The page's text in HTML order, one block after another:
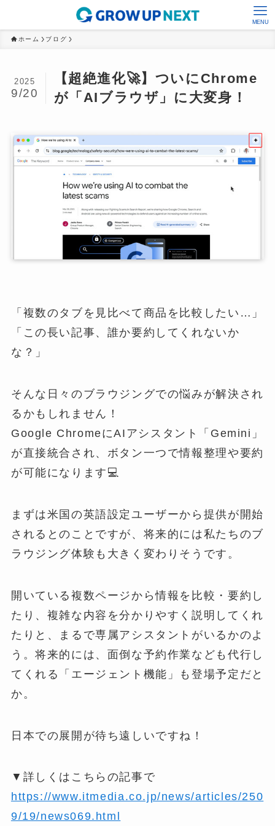
MENU
ホーム ブログ
【超絶進化🚀】ついにChrome
が「AIブラウザ」に大変身！
2025
9/20
「複数のタブを見比べて商品を比較したい…」
「この長い記事、誰か要約してくれないか
な？」
そんな日々のブラウジングでの悩みが解決され
るかもしれません！
Google ChromeにAIアシスタント「Gemini」
が直接統合され、ボタン一つで情報整理や要約
が可能になります💻
まずは米国の英語設定ユーザーから提供が開始
されるとのことですが、将来的には私たちのブ
ラウジング体験も大きく変わりそうです。
開いている複数ページから情報を比較・要約し
たり、複雑な内容を分かりやすく説明してくれ
たりと、まるで専属アシスタントがいるかのよ
う。将来的には、面倒な予約作業なども代行し
てくれる「エージェント機能」も登場予定だと
か。
日本での展開が待ち遠しいですね！
▼詳しくはこちらの記事で
https://www.itmedia.co.jp/news/articles/250
9/19/news069.html